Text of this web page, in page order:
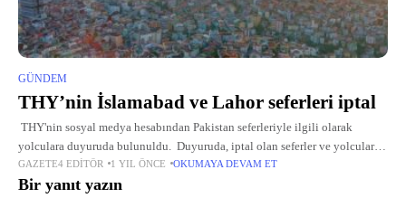
GÜNDEM
THY’nin İslamabad ve Lahor seferleri iptal
THY'nin sosyal medya hesabından Pakistan seferleriyle ilgili olarak
yolculara duyuruda bulunuldu. Duyuruda, iptal olan seferler ve yolculara
tanınan yeni haklara ilişkin bilgilere yer verildi. Pakistan Karaçi,
İslamabad
GAZETE4 EDITÖR 1 YIL ÖNCE OKUMAYA DEVAM ET
Bir yanıt yazın